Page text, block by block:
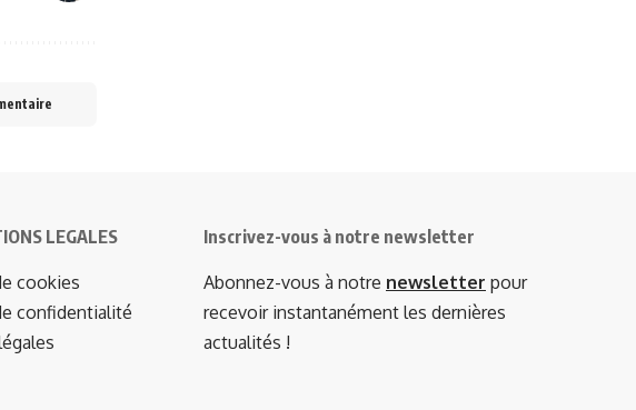
LEGALES
cookies
confidentialité
Inscrivez-vous à notre newsletter
Abonnez-vous à notre newsletter pour
recevoir instantanément les dernières
actualités !